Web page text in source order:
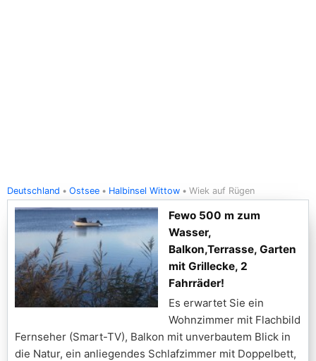
Deutschland Ostsee Halbinsel Wittow Wiek auf Rügen
Fewo 500 m zum
Wasser,
Balkon,Terrasse, Garten
mit Grillecke, 2
Fahrräder!
Es erwartet Sie ein
Wohnzimmer mit Flachbild
Fernseher (Smart-TV), Balkon mit unverbautem Blick in
die Natur, ein anliegendes Schlafzimmer mit Doppelbett,